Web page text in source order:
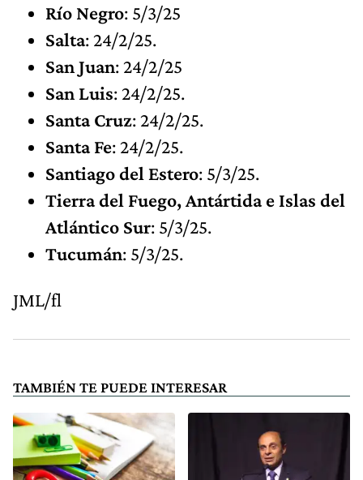
Río Negro: 5/3/25
Salta: 24/2/25.
San Juan: 24/2/25
San Luis: 24/2/25.
Santa Cruz: 24/2/25.
Santa Fe: 24/2/25.
Santiago del Estero: 5/3/25.
Tierra del Fuego, Antártida e Islas del
Atlántico Sur: 5/3/25.
Tucumán: 5/3/25.
JML/fl
TAMBIÉN TE PUEDE INTERESAR